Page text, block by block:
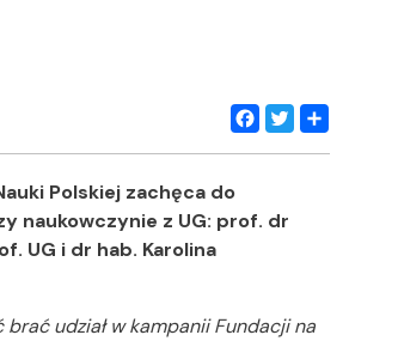
Facebook
Twitter
Share
Polskiej zachęca do
naukowczynie z UG: prof. dr
UG i dr hab. Karolina
udział w kampanii Fundacji na